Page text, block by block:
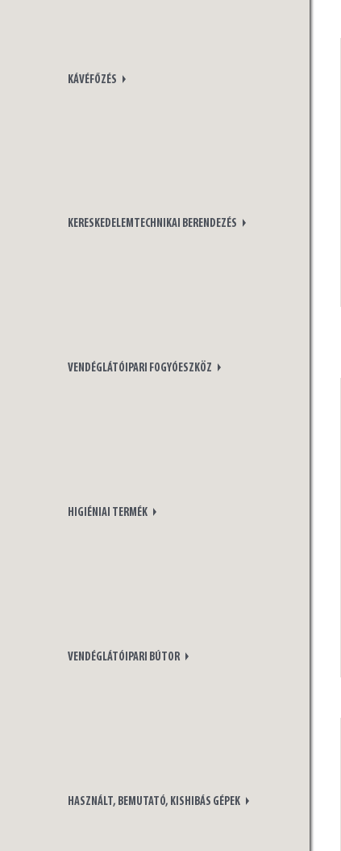
KÁVÉFŐZÉS
KERESKEDELEMTECHNIKAI BERENDEZÉS
VENDÉGLÁTÓIPARI FOGYÓESZKÖZ
HIGIÉNIAI TERMÉK
VENDÉGLÁTÓIPARI BÚTOR
HASZNÁLT, BEMUTATÓ, KISHIBÁS GÉPEK